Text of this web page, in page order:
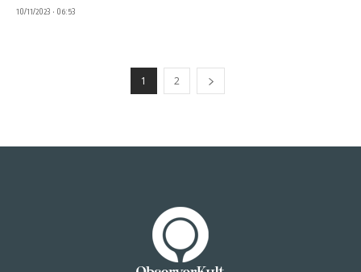
10/11/2023 • 06:53
1 2